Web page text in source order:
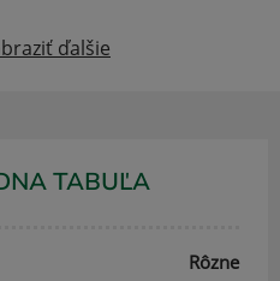
ďalšie
TABUĽA
Rôzne